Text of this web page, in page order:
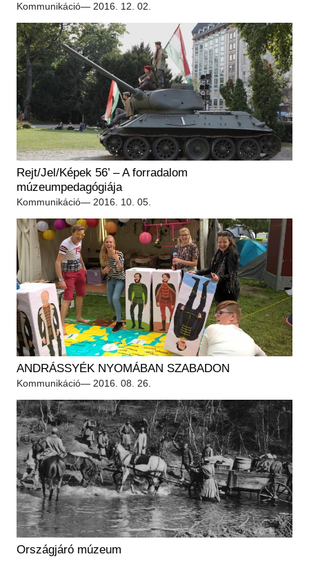
Kommunikáció— 2016. 12. 02.
Rejt/Jel/Képek 56’ – A forradalom
múzeumpedagógiája
Kommunikáció— 2016. 10. 05.
ANDRÁSSYÉK NYOMÁBAN SZABADON
Kommunikáció— 2016. 08. 26.
Országjáró múzeum